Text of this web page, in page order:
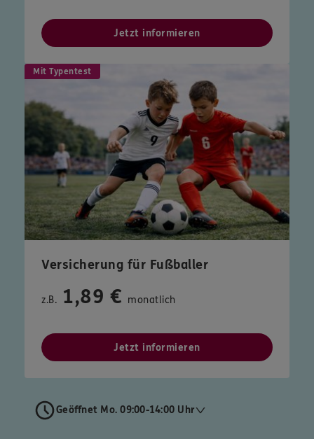
Jetzt informieren
Mit Typentest
Versicherung für Fußballer
z.B. 1,89 € monatlich
Jetzt informieren
Geöffnet Mo. 09:00-14:00 Uhr